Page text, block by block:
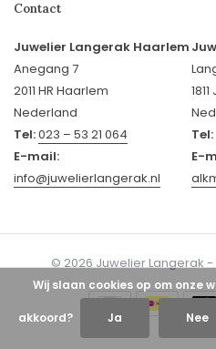
Contact
Juwelier Langerak Haarlem
Anegang 7
2011 HR Haarlem
Nederland
Tel:023 – 53 21 064
E-mail:
info@juwelierlangerak.nl
Tel:
E-
© 2026 Juwelier Langerak
Wij slaan cookies op om onze
akkoord? Ja Nee